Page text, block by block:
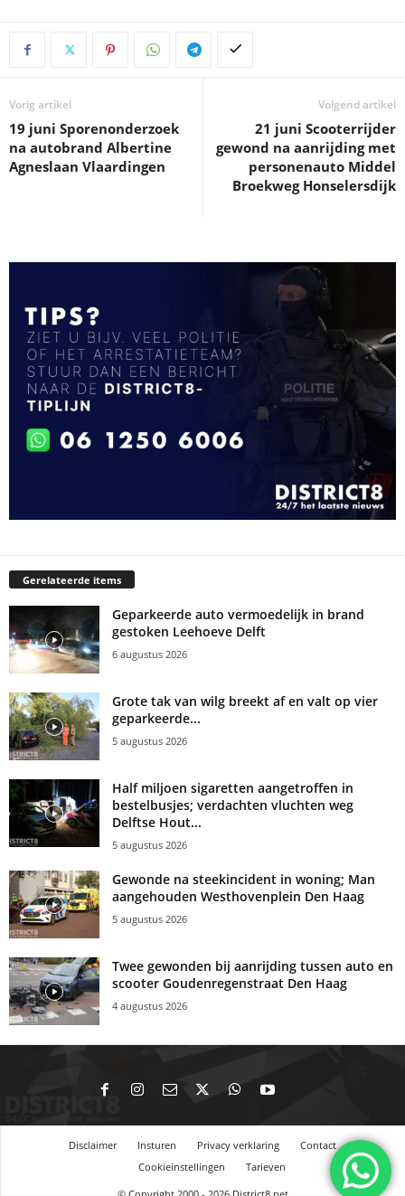
Vorig artikel
19 juni Sporenonderzoek
na autobrand Albertine
Agneslaan Vlaardingen
Volgend artikel
21 juni Scooterrijder
gewond na aanrijding met
personenauto Middel
Broekweg Honselersdijk
Gerelateerde items
Geparkeerde auto vermoedelijk in brand
gestoken Leehoeve Delft
6 augustus 2026
Grote tak van wilg breekt af en valt op vier
geparkeerde...
5 augustus 2026
Half miljoen sigaretten aangetroffen in
bestelbusjes; verdachten vluchten weg
Delftse Hout...
5 augustus 2026
Gewonde na steekincident in woning; Man
aangehouden Westhovenplein Den Haag
5 augustus 2026
Twee gewonden bij aanrijding tussen auto en
scooter Goudenregenstraat Den Haag
4 augustus 2026
Disclaimer Insturen Privacy verklaring
Contact
Cookieinstellingen
Tarieven